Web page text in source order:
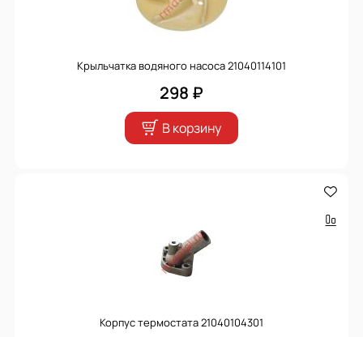
Крыльчатка водяного насоса 21040114101
298 ₽
В корзину
Корпус термостата 21040104301